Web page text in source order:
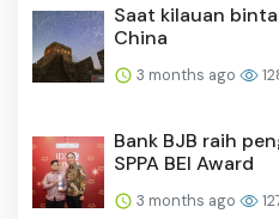
Saat kilauan
China
3 months ago
Bank BJB raih
SPPA BEI Award
3 months ago